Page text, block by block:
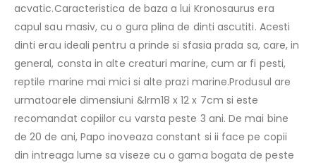
acvatic.Caracteristica de baza a lui Kronosaurus era
capul sau masiv, cu o gura plina de dinti ascutiti. Acesti
dinti erau ideali pentru a prinde si sfasia prada sa, care, in
general, consta in alte creaturi marine, cum ar fi pesti,
reptile marine mai mici si alte prazi marine.Produsul are
urmatoarele dimensiuni &lrm18 x 12 x 7cm si este
recomandat copiilor cu varsta peste 3 ani. De mai bine
de 20 de ani, Papo inoveaza constant si ii face pe copii
din intreaga lume sa viseze cu o gama bogata de peste